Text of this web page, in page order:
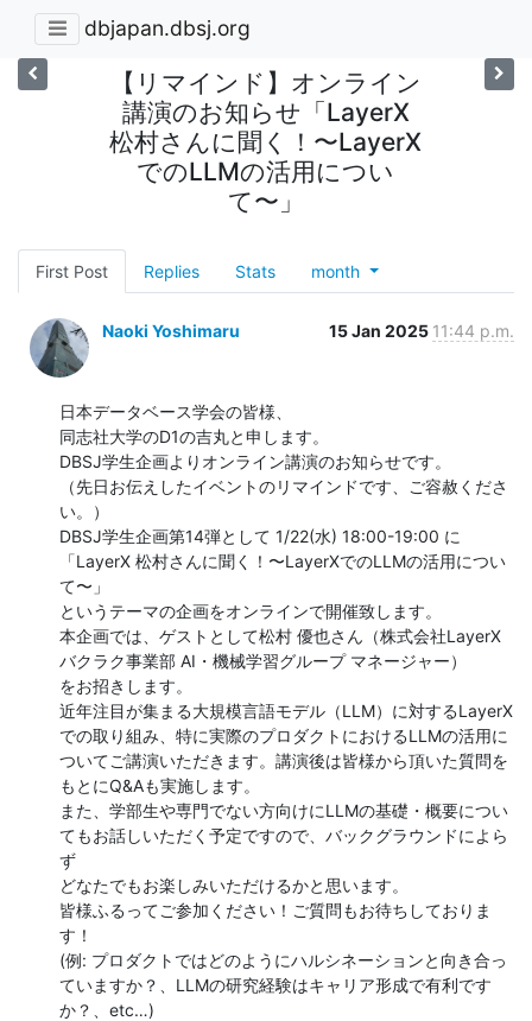
dbjapan.dbsj.org
【リマインド】オンライン
講演のお知らせ「LayerX
松村さんに聞く！〜LayerX
でのLLMの活用につい
て〜」
First Post Replies Stats month
Naoki Yoshimaru 15 Jan 2025 11:44 p.m.
日本データベース学会の皆様、
同志社大学のD1の吉丸と申します。
DBSJ学生企画よりオンライン講演のお知らせです。
（先日お伝えしたイベントのリマインドです、ご容赦くださ
い。）
DBSJ学生企画第14弾として 1/22(水) 18:00-19:00 に
「LayerX 松村さんに聞く！〜LayerXでのLLMの活用につい
て〜」
というテーマの企画をオンラインで開催致します。
本企画では、ゲストとして松村 優也さん（株式会社LayerX
バクラク事業部 AI・機械学習グループ マネージャー）
をお招きします。
近年注目が集まる大規模言語モデル（LLM）に対するLayerX
での取り組み、特に実際のプロダクトにおけるLLMの活用に
ついてご講演いただきます。講演後は皆様から頂いた質問を
もとにQ&Aも実施します。
また、学部生や専門でない方向けにLLMの基礎・概要につい
てもお話しいただく予定ですので、バックグラウンドによら
ず
どなたでもお楽しみいただけるかと思います。
皆様ふるってご参加ください！ご質問もお待ちしておりま
す！
(例: プロダクトではどのようにハルシネーションと向き合っ
ていますか？、LLMの研究経験はキャリア形成で有利です
か？、etc…)